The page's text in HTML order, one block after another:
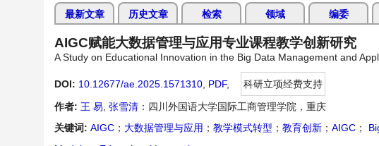
最新文章 历史文章 检索 领域 编委
AIGC赋能大数据管理与应用专业课程教学创新研究
A Study on Educational Innovation in the Big Data Management and
DOI: 10.12677/ae.2025.1571310 PDF,
科研立项经费支持
作者: 王 易 张雪清 ：四川外国语大学国际工商管理学院，重庆
关键词: AIGC ； 大数据管理与应用 ； 教学模式转型 ； 教育创新 ； AIGC ；